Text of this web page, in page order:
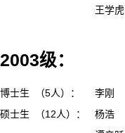
王学
2003级：
博士生 （5人）：
李刚
硕士生 （12人）：
杨浩